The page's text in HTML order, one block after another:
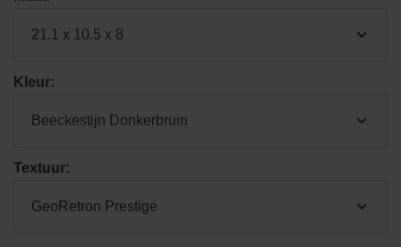
21.1 x 10.5 x 8
Kleur:
Beeckestijn Donkerbruin
Textuur:
GeoRetron Prestige